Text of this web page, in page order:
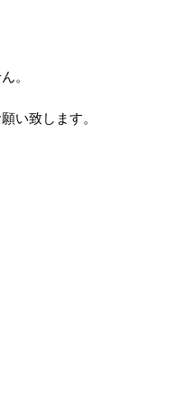
。
い致します。